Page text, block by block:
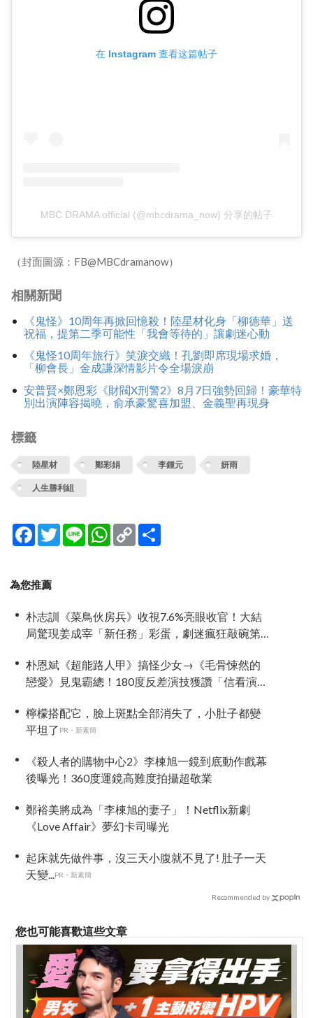
在 Instagram 查看这篇帖子
MBC DRAMA official (@mbcdrama_now) 分享的帖子
（封面圖源：FB@MBCdramanow）
相關新聞
《鬼怪》10周年再掀回憶殺！陸星材化身「柳德華」送
祝福，提第二季可能性「我會等待的」讓劇迷心動
《鬼怪10周年旅行》笑淚交織！孔劉即席現場求婚，
「柳會長」金成謙深情影片令全場淚崩
安普賢×鄭恩彩《財閥X刑警2》8月7日強勢回歸！豪華特
別出演陣容揭曉，俞承豪驚喜加盟、金義聖再現身
標籤
陸星材 鄭彩娟 李鍾元 妍雨
人生勝利組
Facebook
TwitterLine WhatsApp
Copy
Link
為您推薦
朴志訓《菜鳥伙房兵》收視7.6%亮眼收官！大結
局驚現姜成宰「新任務」彩蛋，劇迷瘋狂敲碗第
朴恩斌《超能路人甲》搞怪少女→《毛骨悚然的
戀愛》見鬼霸總！180度反差演技獲讚「信看演
檸檬搭配它，臉上斑點全部消失了，小肚子都變
平坦了 PR・新素簡
《殺人者的購物中心2》李棟旭一鏡到底動作戲幕
後曝光！360度運鏡高難度拍攝超敬業
鄭裕美將成為「李棟旭的妻子」！Netflix新劇
《Love Affair》夢幻卡司曝光
起床就先做件事，沒三天小腹就不見了! 肚子一天
天變...PR・新素簡
Recommended by
您也可能喜歡這些文章